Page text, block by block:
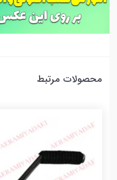
محصولات مرتبط